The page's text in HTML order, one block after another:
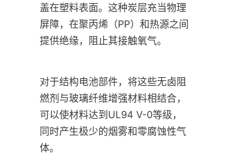
盖在塑料表面。这种炭层充当物理
屏障，在聚丙烯（PP）和热源之间
提供绝缘，阻止其接触氧气。
对于结构电池部件，将这些无卤阻
燃剂与玻璃纤维增强材料相结合，
可以使材料达到UL94 V-0等级，
同时产生极少的烟雾和零腐蚀性气
体。